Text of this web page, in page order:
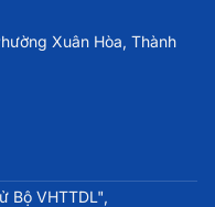
Xuân Hòa, Thành
Bộ VHTTDL",